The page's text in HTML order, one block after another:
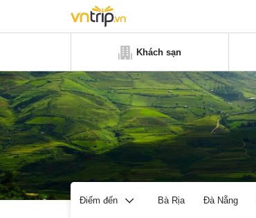
Khách sạn
Điểm đến Bà Rịa Đà Nẵng